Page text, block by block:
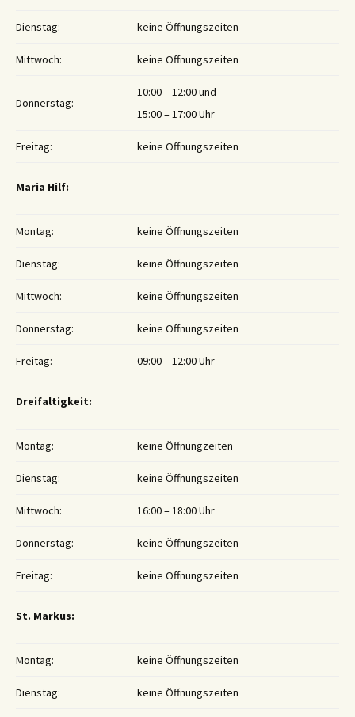
Dienstag: keine Öffnungszeiten
Mittwoch: keine Öffnungszeiten
Donnerstag:
10:00 – 12:00 und
15:00 – 17:00 Uhr
Freitag: keine Öffnungszeiten
Maria Hilf:
Montag: keine Öffnungszeiten
Dienstag: keine Öffnungszeiten
Mittwoch: keine Öffnungszeiten
Donnerstag: keine Öffnungszeiten
Freitag: 09:00 – 12:00 Uhr
Dreifaltigkeit:
Montag: keine Öffnungzeiten
Dienstag: keine Öffnungszeiten
Mittwoch: 16:00 – 18:00 Uhr
Donnerstag: keine Öffnungszeiten
Freitag: keine Öffnungszeiten
St. Markus:
Montag: keine Öffnungszeiten
Dienstag: keine Öffnungszeiten